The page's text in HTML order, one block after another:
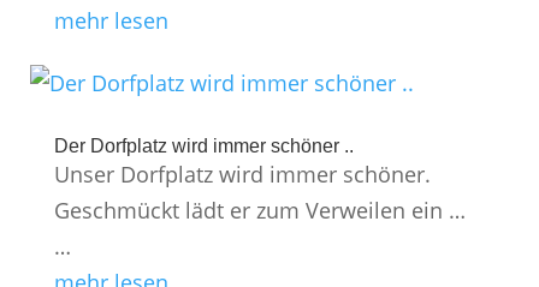
mehr lesen
Der Dorfplatz wird immer schöner ..
Unser Dorfplatz wird immer schöner.
Geschmückt lädt er zum Verweilen ein …
…